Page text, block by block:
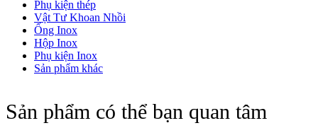
Phụ kiện thép
Vật Tư Khoan Nhồi
Ống Inox
Hộp Inox
Phụ kiện Inox
Sản phẩm khác
Sản phẩm có thể bạn quan tâm